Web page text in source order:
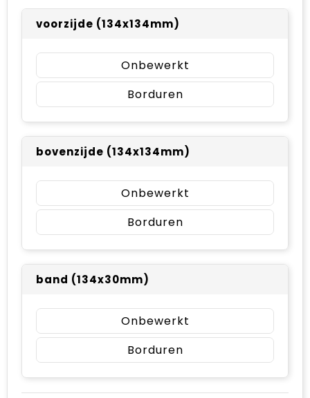
voorzijde (134x134mm)
Onbewerkt
Borduren
bovenzijde (134x134mm)
Onbewerkt
Borduren
band (134x30mm)
Onbewerkt
Borduren